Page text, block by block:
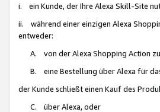
i. ein Kunde, der Ihre Alexa Skill-Site
ii. während einer einzigen Alexa
entweder:
A. von der Alexa Shopping Action
B. eine Bestellung über Alexa für
der Kunde schließt einen Kauf des
C. über Alexa, oder